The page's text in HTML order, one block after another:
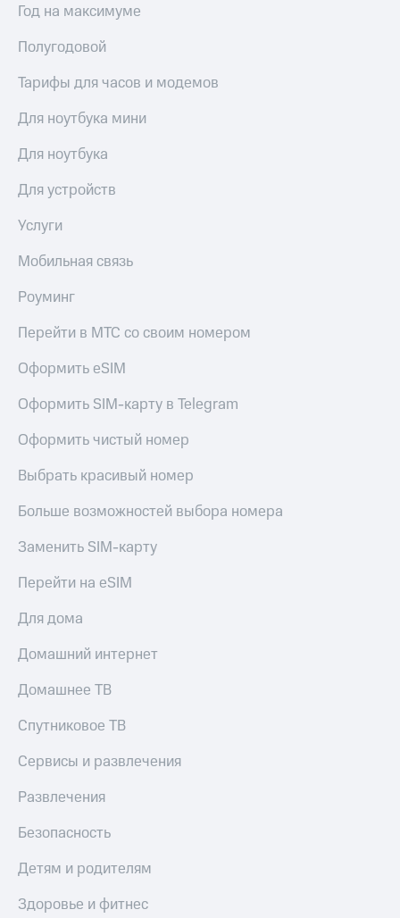
Акционерный
Контроль
аудит
акций
Описание
приобретения
Дивиденды
Рынок
Описание
Еврооблигации-2023
о
именных
Другое
Регистратор
Контакты
деловая этика
Год на максимуме
Полугодовой
Тарифы для часов и модемов
Для ноутбука мини
Для ноутбука
Для устройств
Услуги
Мобильная связь
Роуминг
Перейти в МТС со своим номером
Оформить eSIM
Оформить SIM-карту в Telegram
Оформить чистый номер
Выбрать красивый номер
Больше возможностей выбора номера
Заменить SIM-карту
Перейти на eSIM
Для дома
Домашний интернет
Домашнее ТВ
Спутниковое ТВ
Сервисы и развлечения
Развлечения
Безопасность
Детям и родителям
Здоровье и фитнес